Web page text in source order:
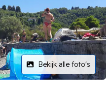
Bekijk alle foto's